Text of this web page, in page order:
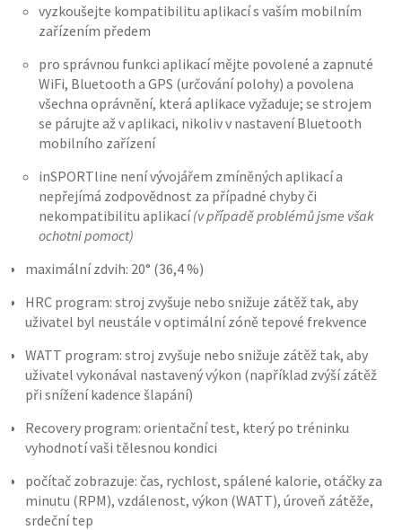
vyzkoušejte kompatibilitu aplikací s vaším mobilním
zařízením předem
pro správnou funkci aplikací mějte povolené a zapnuté
WiFi, Bluetooth a GPS (určování polohy) a povolena
všechna oprávnění, která aplikace vyžaduje; se strojem
se párujte až v aplikaci, nikoliv v nastavení Bluetooth
mobilního zařízení
inSPORTline není vývojářem zmíněných aplikací a
nepřejímá zodpovědnost za případné chyby či
nekompatibilitu aplikací(v případě problémů jsme však
ochotni pomoct)
maximální zdvih: 20° (36,4 %)
HRC program: stroj zvyšuje nebo snižuje zátěž tak, aby
uživatel byl neustále v optimální zóně tepové frekvence
WATT program: stroj zvyšuje nebo snižuje zátěž tak, aby
uživatel vykonával nastavený výkon (například zvýší zátěž
při snížení kadence šlapání)
Recovery program: orientační test, který po tréninku
vyhodnotí vaši tělesnou kondici
počítač zobrazuje: čas, rychlost, spálené kalorie, otáčky za
minutu (RPM), vzdálenost, výkon (WATT), úroveň zátěže,
srdeční tep